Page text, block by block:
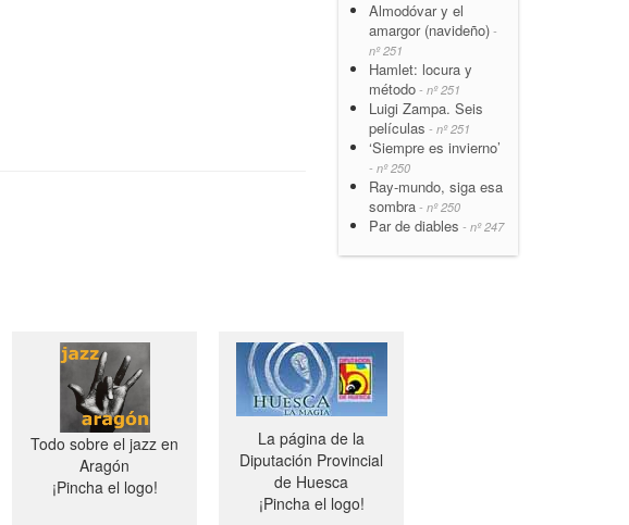
Almodóvar y el
amargor (navideño) -
nº 251
Hamlet: locura y
método - nº 251
Luigi Zampa. Seis
películas - nº 251
‘Siempre es invierno’
- nº 250
Ray-mundo, siga esa
sombra - nº 250
Par de diables - nº 247
Todo sobre el jazz en
Aragón
¡Pincha el logo!
La página de la
Diputación Provincial
de Huesca
¡Pincha el logo!